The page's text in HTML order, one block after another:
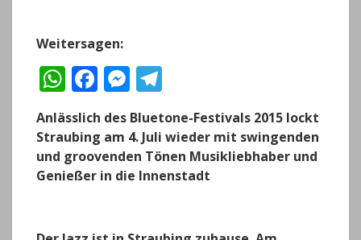
Weitersagen:
W
h
a
ts
A
F
a
c
e
b
M
e
ss
e
n
e
g
r
Anlässlich des Bluetone-Festivals 2015 lockt
Straubing am 4. Juli wieder mit swingenden
und groovenden Tönen Musikliebhaber und
Genießer in die Innenstadt